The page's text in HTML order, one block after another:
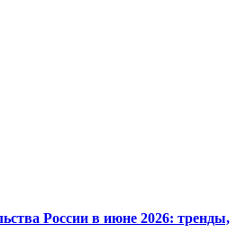
России в июне 2026: тренды,